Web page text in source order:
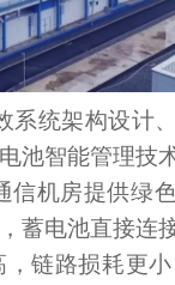
系统架构设计
池智能管理技
信机房提供绿
蓄电池直接连
链路损耗更